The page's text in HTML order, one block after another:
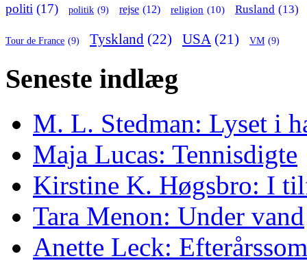
politi (17) politik (9) rejse (12) religion (10) Rusland (13)
Tour de France (9) Tyskland (22) USA (21) VM (9)
Seneste indlæg
M. L. Stedman: Lyset i
Maja Lucas: Tennisdigte
Kirstine K. Høgsbro: I
Tara Menon: Under vand
Anette Leck: